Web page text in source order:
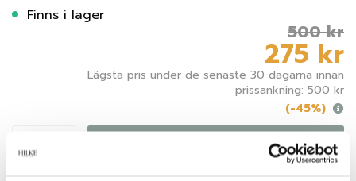
Finns i lager
500 kr
275 kr
Lägsta pris under de senaste 30 dagarna innan
prissänkning: 500 kr
(-45%)
Lägg i varukorgen